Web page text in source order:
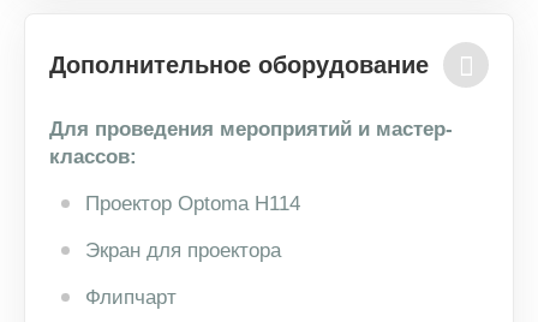
Дополнительное оборудование
Для проведения мероприятий и мастер-
классов:
Проектор Optoma H114
Экран для проектора
Флипчарт